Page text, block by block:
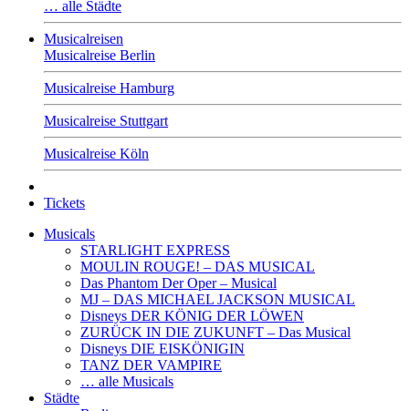
… alle Städte
Musicalreisen
Musicalreise Berlin
Musicalreise Hamburg
Musicalreise Stuttgart
Musicalreise Köln
Tickets
Musicals
STARLIGHT EXPRESS
MOULIN ROUGE! – DAS MUSICAL
Das Phantom Der Oper – Musical
MJ – DAS MICHAEL JACKSON MUSICAL
Disneys DER KÖNIG DER LÖWEN
ZURÜCK IN DIE ZUKUNFT – Das Musical
Disneys DIE EISKÖNIGIN
TANZ DER VAMPIRE
… alle Musicals
Städte